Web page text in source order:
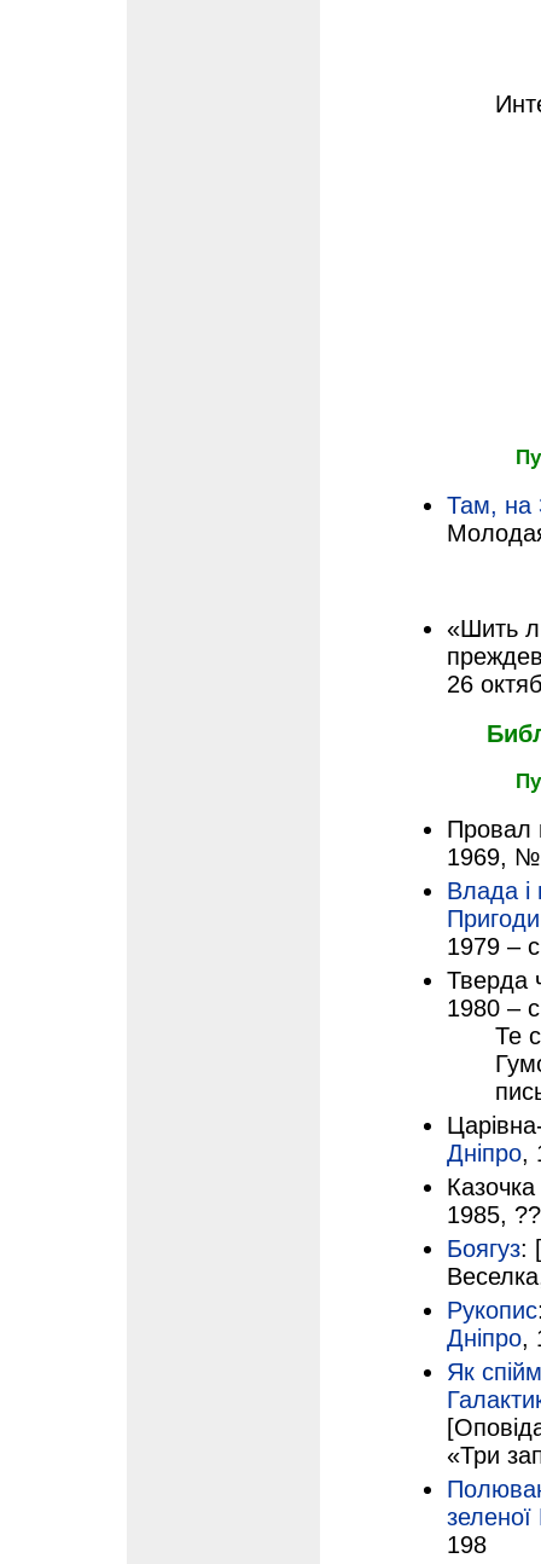
Там, на
«Шить
26
Провал
1969,
Влада і
1979 –
Тверда
1980 –
Те
Дніпро,
1985,
Боягуз:
Рукопис
Дніпро,
Як
«Три
зеленої
198